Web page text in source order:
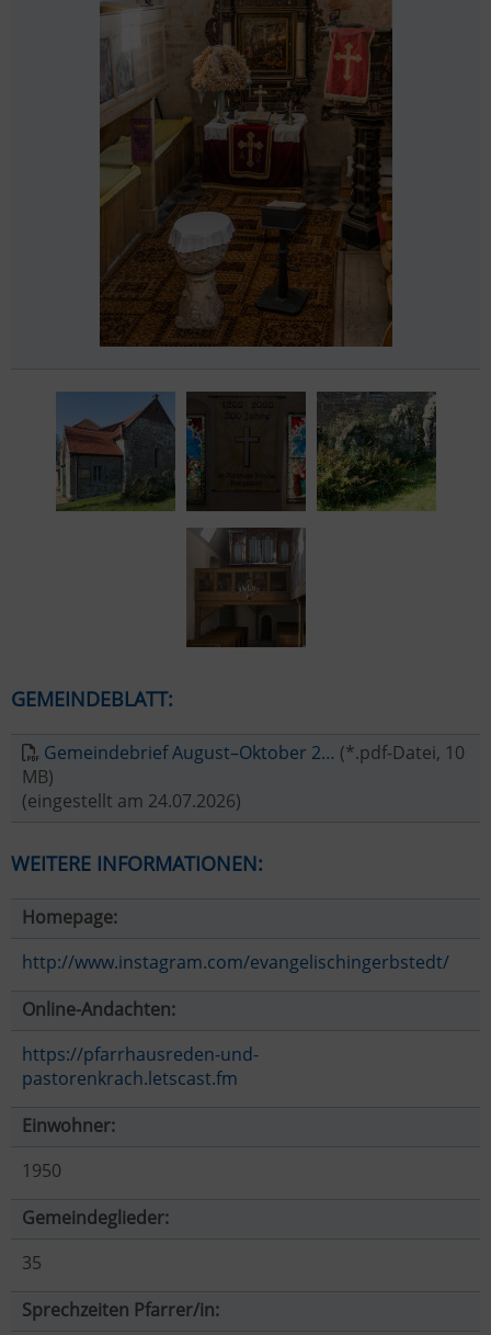
GEMEINDEBLATT:
Gemeindebrief August–Oktober 2… (*.pdf-Datei, 10
MB)
(eingestellt am 24.07.2026)
WEITERE INFORMATIONEN:
Homepage:
http://www.instagram.com/evangelischingerbstedt/
Online-Andachten:
https://pfarrhausreden-und-
pastorenkrach.letscast.fm
Einwohner:
1950
Gemeindeglieder:
35
Sprechzeiten Pfarrer/in: